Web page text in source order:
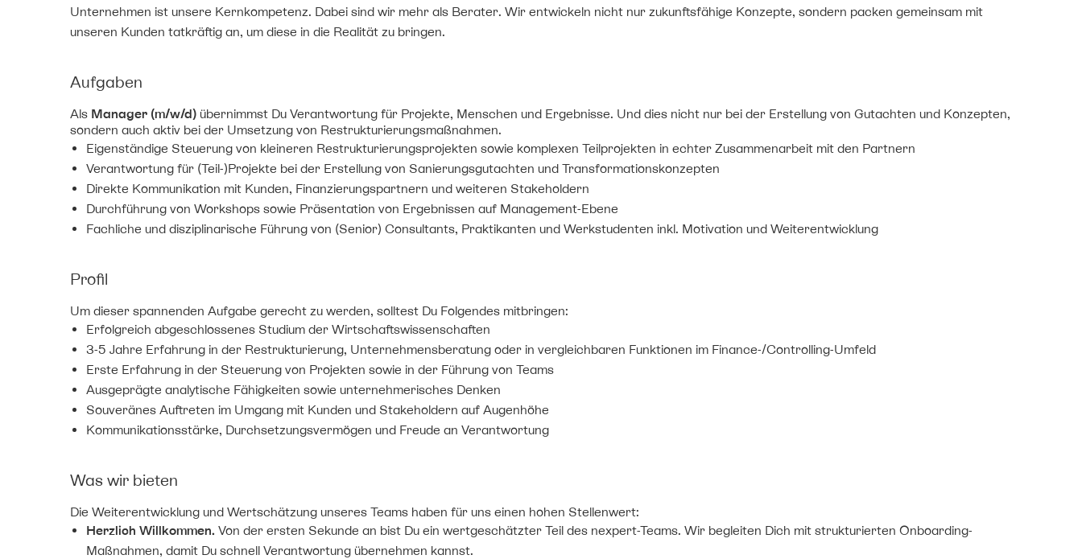
Unternehmen ist unsere Kernkompetenz. Dabei sind wir mehr als Berater. Wir entwickeln nicht nur zukunftsfähige Konzepte, sondern packen gemeinsam mit
unseren Kunden tatkräftig an, um diese in die Realität zu bringen.
Aufgaben
Als Manager (m/w/d) übernimmst Du Verantwortung für Projekte, Menschen und Ergebnisse. Und dies nicht nur bei der Erstellung von Gutachten und Konzepten,
sondern auch aktiv bei der Umsetzung von Restrukturierungsmaßnahmen.
Eigenständige Steuerung von kleineren Restrukturierungsprojekten sowie komplexen Teilprojekten in echter Zusammenarbeit mit den Partnern
Verantwortung für (Teil-)Projekte bei der Erstellung von Sanierungsgutachten und Transformationskonzepten
Direkte Kommunikation mit Kunden, Finanzierungspartnern und weiteren Stakeholdern
Durchführung von Workshops sowie Präsentation von Ergebnissen auf Management-Ebene
Fachliche und disziplinarische Führung von (Senior) Consultants, Praktikanten und Werkstudenten inkl. Motivation und Weiterentwicklung
Profil
Um dieser spannenden Aufgabe gerecht zu werden, solltest Du Folgendes mitbringen:
Erfolgreich abgeschlossenes Studium der Wirtschaftswissenschaften
3-5 Jahre Erfahrung in der Restrukturierung, Unternehmensberatung oder in vergleichbaren Funktionen im Finance-/Controlling-Umfeld
Erste Erfahrung in der Steuerung von Projekten sowie in der Führung von Teams
Ausgeprägte analytische Fähigkeiten sowie unternehmerisches Denken
Souveränes Auftreten im Umgang mit Kunden und Stakeholdern auf Augenhöhe
Kommunikationsstärke, Durchsetzungsvermögen und Freude an Verantwortung
Was wir bieten
Die Weiterentwicklung und Wertschätzung unseres Teams haben für uns einen hohen Stellenwert:
Herzlich Willkommen. Von der ersten Sekunde an bist Du ein wertgeschätzter Teil des nexpert-Teams. Wir begleiten Dich mit strukturierten Onboarding-
Maßnahmen, damit Du schnell Verantwortung übernehmen kannst.